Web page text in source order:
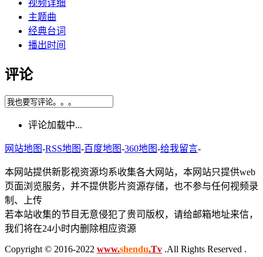
视频详细
主题曲
经典台词
播出时间
评论
评论加载中...
网站地图-RSS地图-百度地图-360地图-给我留言-
本网站提供新影视资源均系收集各大网站，本网站只提供web
页面浏览服务，并不提供影片资源存储，也不参与任何视频录
制、上传
若本站收集的节目无意侵犯了贵司版权，请给邮箱地址来信，
我们将在24小时内删除相应资源
Copyright © 2016-2022 www.shendu.Tv .All Rights Reserved .